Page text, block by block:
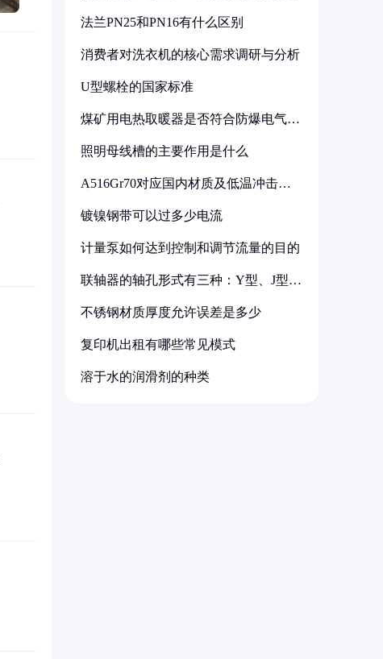
法兰PN25和PN16有什么区别
消费者对洗衣机的核心需求调研与分析
U型螺栓的国家标准
煤矿用电热取暖器是否符合防爆电气设
照明母线槽的主要作用是什么
A516Gr70对应国内材质及低温冲击要
镀镍钢带可以过多少电流
计量泵如何达到控制和调节流量的目的
联轴器的轴孔形式有三种：Y型、J型、
不锈钢材质厚度允许误差是多少
复印机出租有哪些常见模式
溶于水的润滑剂的种类